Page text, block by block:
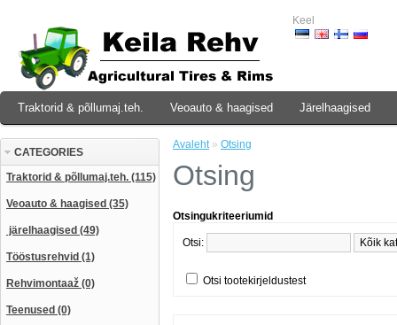
Keel
Traktorid & põllumaj.teh. Veoauto & haagised Järelhaagised
CATEGORIES
Traktorid & põllumaj.teh. (115)
Veoauto & haagised (35)
järelhaagised (49)
Tööstusrehvid (1)
Rehvimontaaž (0)
Teenused (0)
Avaleht» Otsing
Otsing
Otsingukriteeriumid
Otsi:
Otsi tootekirjeldustest